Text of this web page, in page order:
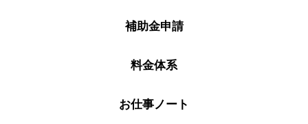
補助金申請
料金体系
お仕事ノート